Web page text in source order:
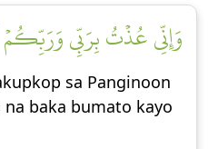
وَإِنِّي عُذۡتُ بِرَبِّي وَرَبِّكُمۡ
sa Panginoon
baka bumato kayo